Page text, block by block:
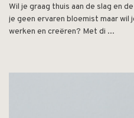
Wil je graag thuis aan de slag en
je geen ervaren bloemist maar wil
werken en creëren? Met di ...